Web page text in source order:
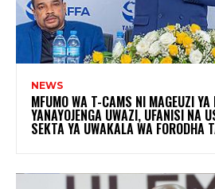
NEWS
MFUMO WA T-CAMS NI MAGEUZI
YANAYOJENGA UWAZI, UFANISI NA
SEKTA YA UWAKALA WA FORODHA